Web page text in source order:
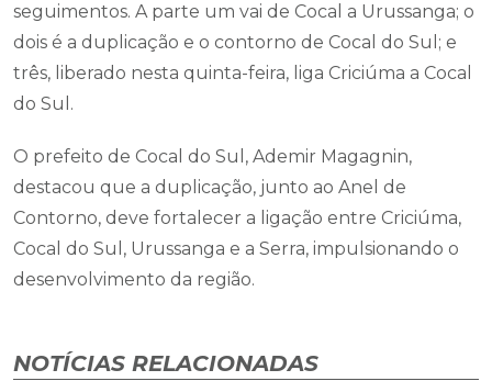
seguimentos. A parte um vai de Cocal a Urussanga; o
dois é a duplicação e o contorno de Cocal do Sul; e
três, liberado nesta quinta-feira, liga Criciúma a Cocal
do Sul.
O prefeito de Cocal do Sul, Ademir Magagnin,
destacou que a duplicação, junto ao Anel de
Contorno, deve fortalecer a ligação entre Criciúma,
Cocal do Sul, Urussanga e a Serra, impulsionando o
desenvolvimento da região.
NOTÍCIAS RELACIONADAS